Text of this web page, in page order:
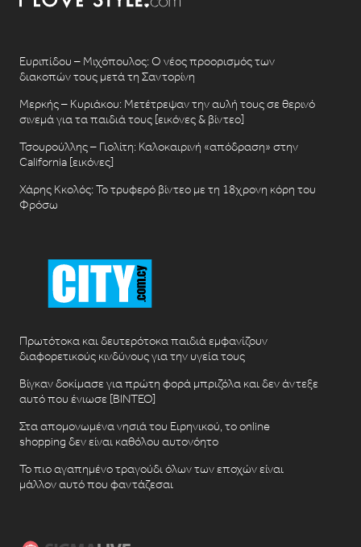
Ευριπίδου – Μιχόπουλος: Ο νέος προορισμός των
διακοπών τους μετά τη Σαντορίνη
Μερκής – Κυριάκου: Μετέτρεψαν την αυλή τους σε θερινό
σινεμά για τα παιδιά τους [εικόνες & βίντεο]
Τσουρούλλης – Γιολίτη: Καλοκαιρινή «απόδραση» στην
California [εικόνες]
Χάρης Κκολός: Το τρυφερό βίντεο με τη 18χρονη κόρη του
Φρόσω
Πρωτότοκα και δευτερότοκα παιδιά εμφανίζουν
διαφορετικούς κινδύνους για την υγεία τους
Βίγκαν δοκίμασε για πρώτη φορά μπριζόλα και δεν άντεξε
αυτό που ένιωσε [ΒΙΝΤΕΟ]
Στα απομονωμένα νησιά του Ειρηνικού, το online
shopping δεν είναι καθόλου αυτονόητο
Το πιο αγαπημένο τραγούδι όλων των εποχών είναι
μάλλον αυτό που φαντάζεσαι